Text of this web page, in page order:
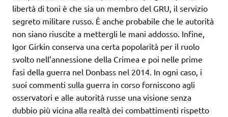
libertà di toni è che sia un membro del GRU, il servizio
segreto militare russo. È anche probabile che le autorità
non siano riuscite a mettergli le mani addosso. Infine,
Igor Girkin conserva una certa popolarità per il ruolo
svolto nell’annessione della Crimea e poi nelle prime
fasi della guerra nel Donbass nel 2014. In ogni caso, i
suoi commenti sulla guerra in corso forniscono agli
osservatori e alle autorità russe una visione senza
dubbio più vicina alla realtà dei combattimenti rispetto